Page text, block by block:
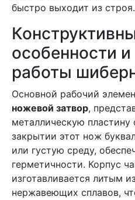
быстро выходит из строя.
особенности
работы
Основной рабочий
ножевой затвор,
металлическую
закрытии этот нож
или густую среду,
герметичности. Корпус
изготавливается литым
нержавеющих сплавов,